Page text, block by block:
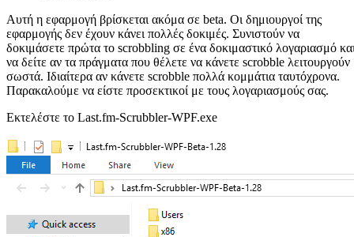
Αυτή η εφαρμογή βρίσκεται ακόμα σε beta. Οι δημιουργοί της
εφαρμογής δεν έχουν κάνει πολλές δοκιμές. Συνιστούν να
δοκιμάσετε πρώτα το scrobbling σε ένα δοκιμαστικό λογαριασμό
να δείτε αν τα πράγματα που θέλετε να κάνετε scrobble λειτουργούν
σωστά. Ιδιαίτερα αν κάνετε scrobble πολλά κομμάτια ταυτόχρονα.
Παρακαλούμε να είστε προσεκτικοί με τους λογαριασμούς σας.
Εκτελέστε το Last.fm-Scrubbler-WPF.exe